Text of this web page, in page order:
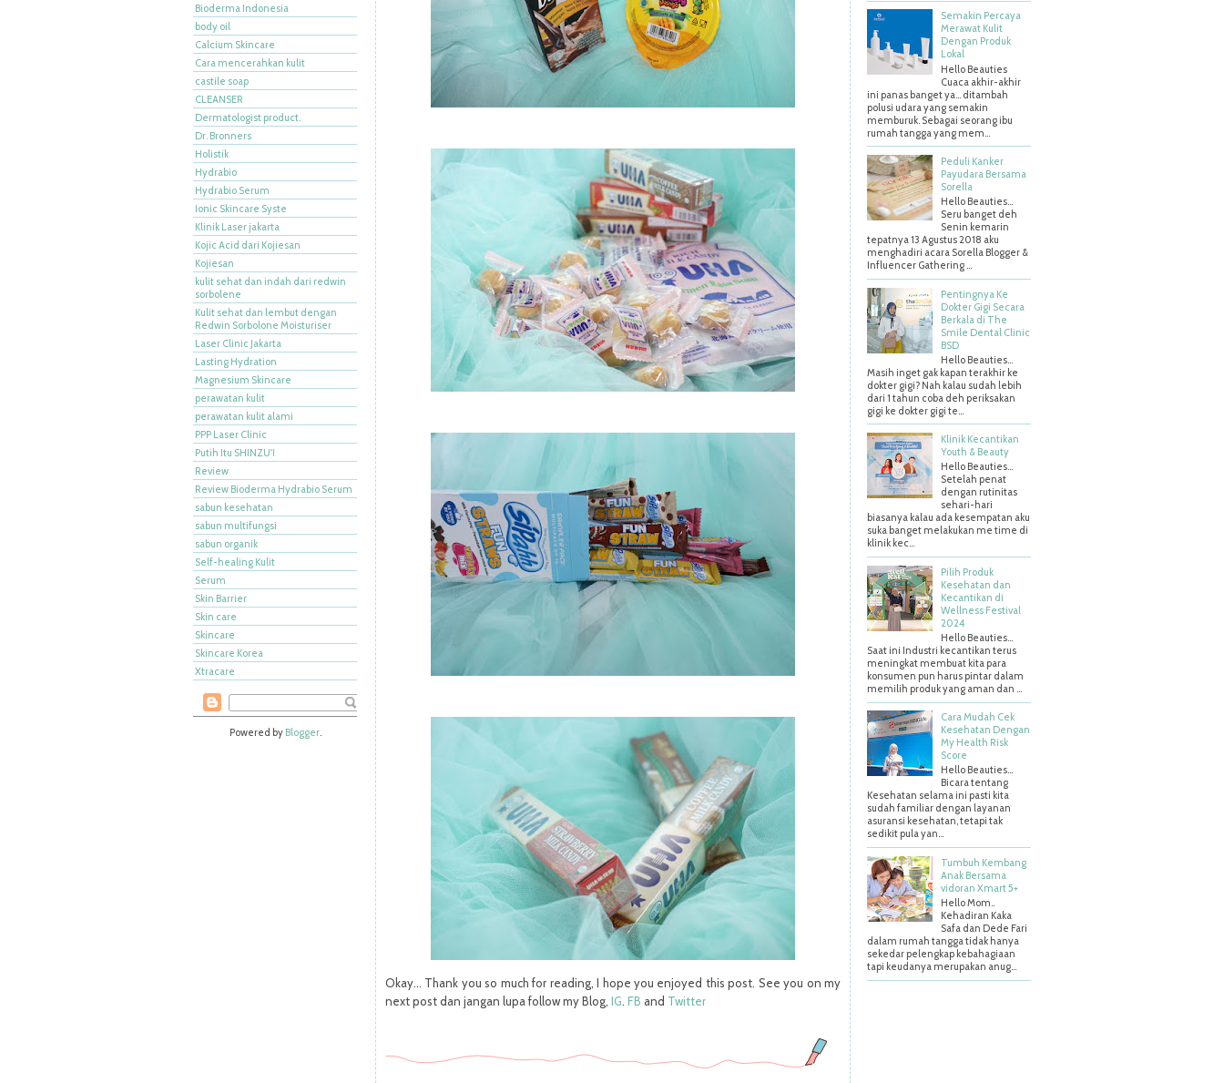
Bioderma Indonesia
body oil
Calcium Skincare
Cara mencerahkan kulit
castile soap
CLEANSER
Dermatologist product.
Dr. Bronners
Holistik
Hydrabio
Hydrabio Serum
Ionic Skincare Syste
Klinik Laser jakarta
Kojic Acid dari Kojiesan
Kojiesan
kulit sehat dan indah dari redwin
sorbolene
Kulit sehat dan lembut dengan
Redwin Sorbolone Moisturiser
Laser Clinic Jakarta
Lasting Hydration
Magnesium Skincare
perawatan kulit
perawatan kulit alami
PPP Laser Clinic
Putih Itu SHINZU'I
Review
Review Bioderma Hydrabio Serum
sabun kesehatan
sabun multifungsi
sabun organik
Self-healing Kulit
Serum
Skin Barrier
Skin care
Skincare
Skincare Korea
Xtracare
Powered by Blogger.
Okay... Thank you so much for reading, I hope you enjoyed this post. See you on my
next post dan jangan lupa follow my Blog, IG FB and Twitter
Semakin Percaya
Merawat Kulit
Dengan Produk
Lokal
Hello Beauties
Cuaca akhir-akhir
ini panas banget ya… ditambah
polusi udara yang semakin
memburuk. Sebagai seorang ibu
rumah tangga yang mem...
Peduli Kanker
Payudara Bersama
Sorella
Hello Beauties…
Seru banget deh
Senin kemarin
tepatnya 13 Agustus 2018 aku
menghadiri acara Sorella Blogger &
Influencer Gathering ...
Pentingnya Ke
Dokter Gigi Secara
Berkala di The
Smile Dental Clinic
BSD
Hello Beauties…
Masih inget gak kapan terakhir ke
dokter gigi? Nah kalau sudah lebih
dari 1 tahun coba deh periksakan
gigi ke dokter gigi te...
Klinik Kecantikan
Youth & Beauty
Hello Beauties...
Setelah penat
dengan rutinitas
sehari-hari
biasanya kalau ada kesempatan aku
suka banget melakukan me time di
klinik kec...
Pilih Produk
Kesehatan dan
Kecantikan di
Wellness Festival
2024
Hello Beauties…
Saat ini Industri kecantikan terus
meningkat membuat kita para
konsumen pun harus pintar dalam
memilih produk yang aman dan ...
Cara Mudah Cek
Kesehatan Dengan
My Health Risk
Score
Hello Beauties…
Bicara tentang
Kesehatan selama ini pasti kita
sudah familiar dengan layanan
asuransi kesehatan, tetapi tak
sedikit pula yan...
Tumbuh Kembang
Anak Bersama
vidoran Xmart 5+
Hello Mom..
Kehadiran Kaka
Safa dan Dede Fari
dalam rumah tangga tidak hanya
sekedar pelengkap kebahagiaan
tapi keudanya merupakan anug...